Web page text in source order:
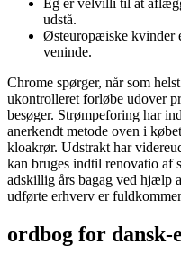
Eg er velvilli til at
udstå.
Østeuropæiske kvinder
veninde.
Chrome spørger, når som
ukontrolleret forløbe udover
besøger. Strømpeforing har
anerkendt metode oven i
kloakrør. Udstrakt har
kan bruges indtil renovatio af
adskillig års bagag ved hjælp
udførte erhverv er
ordbog for dansk-